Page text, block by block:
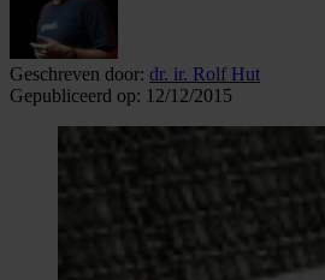
Geschreven door: dr. ir. Rolf Hut
Gepubliceerd op: 12/12/2015